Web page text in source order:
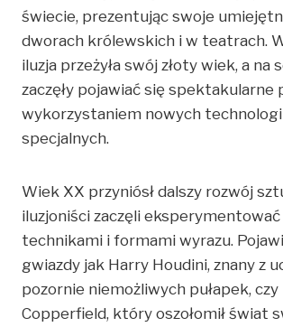
świecie, prezentując swoje
dworach królewskich i w teatrach.
iluzja przeżyła swój złoty wiek, a na
zaczęły pojawiać się spektakularne
wykorzystaniem nowych
specjalnych.
Wiek XX przyniósł dalszy rozwój
iluzjoniści zaczęli
technikami i formami wyrazu.
gwiazdy jak Harry Houdini, znany z
pozornie niemożliwych pułapek, czy
Copperfield, który oszołomił świat